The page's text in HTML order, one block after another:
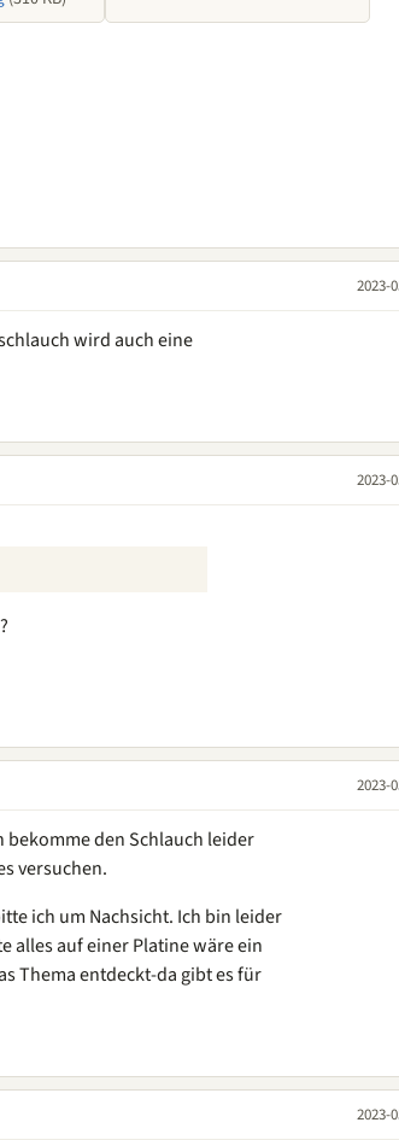
2023-
wird auch eine
2023-
2023-
bekomme den Schlauch leider
versuchen.
ich um Nachsicht. Ich bin leider
alles auf einer Platine wäre ein
Thema entdeckt-da gibt es für
2023-